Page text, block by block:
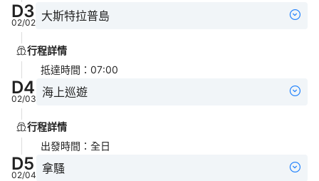
D3
02/02 大斯特拉普島
行程詳情
抵達時間 ： 07:00
D4
02/03 海上巡遊
行程詳情
出發時間 ： 全日
D5
02/04 拿騷